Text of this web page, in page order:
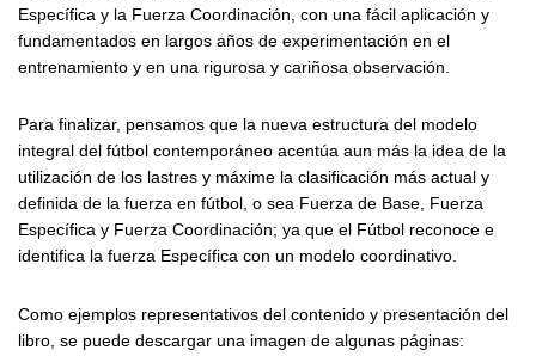
Específica y la Fuerza Coordinación, con una fácil aplicación y
fundamentados en largos años de experimentación en el
entrenamiento y en una rigurosa y cariñosa observación.
Para finalizar, pensamos que la nueva estructura del modelo
integral del fútbol contemporáneo acentúa aun más la idea de la
utilización de los lastres y máxime la clasificación más actual y
definida de la fuerza en fútbol, o sea Fuerza de Base, Fuerza
Específica y Fuerza Coordinación; ya que el Fútbol reconoce e
identifica la fuerza Específica con un modelo coordinativo.
Como ejemplos representativos del contenido y presentación del
libro, se puede descargar una imagen de algunas páginas: